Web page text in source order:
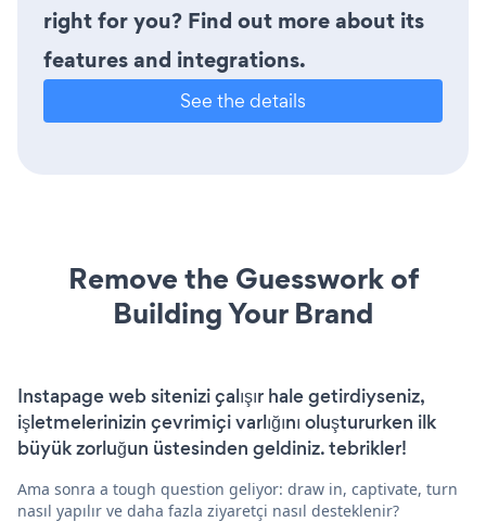
right for you? Find out more about its
features and integrations.
See the details
Remove the Guesswork of
Building Your Brand
Instapage web sitenizi çalışır hale getirdiyseniz,
işletmelerinizin çevrimiçi varlığını oluştururken ilk
büyük zorluğun üstesinden geldiniz. tebrikler!
Ama sonra a tough question geliyor: draw in, captivate, turn
nasıl yapılır ve daha fazla ziyaretçi nasıl desteklenir?